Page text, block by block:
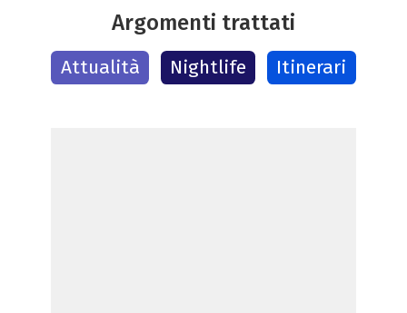
Argomenti trattati
Attualità Nightlife Itinerari